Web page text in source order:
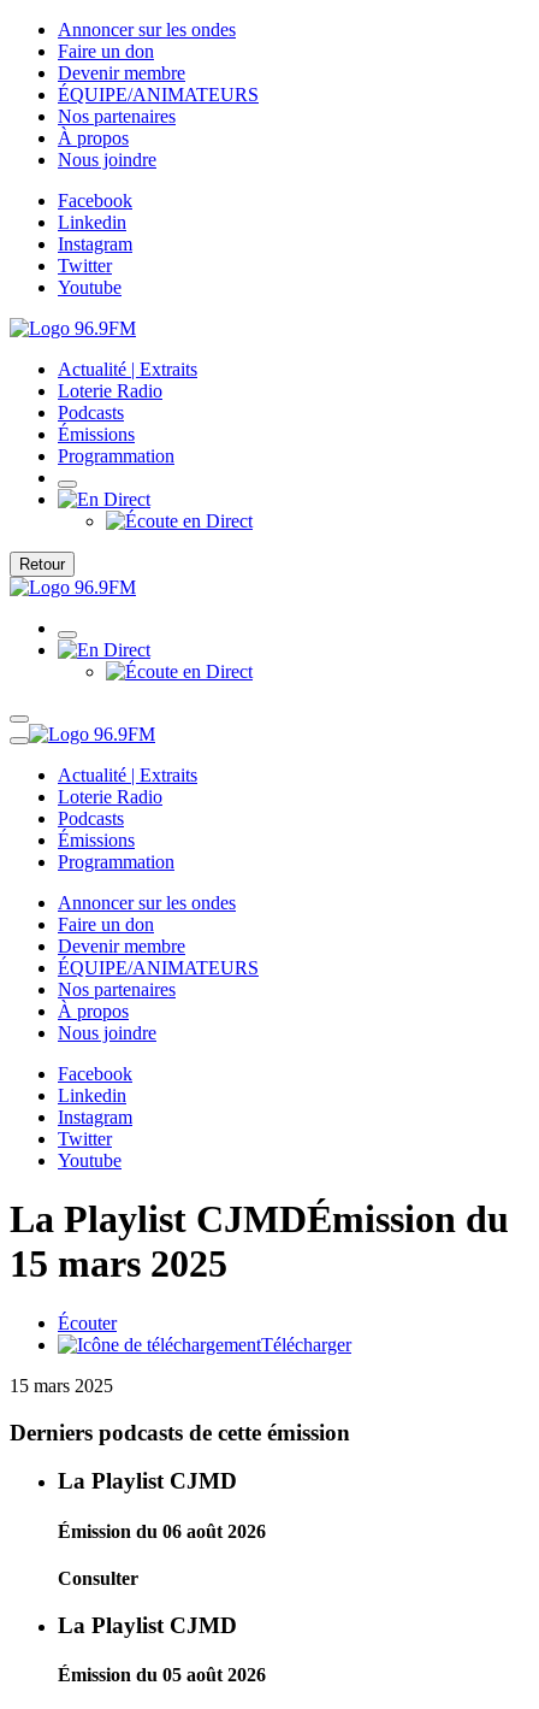
Annoncer sur les ondes
Faire un don
Devenir membre
ÉQUIPE/ANIMATEURS
Nos partenaires
À propos
Nous joindre
Facebook
Linkedin
Instagram
Twitter
Youtube
Actualité | Extraits
Loterie Radio
Podcasts
Émissions
Programmation
Retour
Actualité | Extraits
Loterie Radio
Podcasts
Émissions
Programmation
Annoncer sur les ondes
Faire un don
Devenir membre
ÉQUIPE/ANIMATEURS
Nos partenaires
À propos
Nous joindre
Facebook
Linkedin
Instagram
Twitter
Youtube
La Playlist CJMDÉmission du
15 mars 2025
Écouter
Télécharger
15 mars 2025
Derniers podcasts de cette émission
La Playlist CJMD
Émission du 06 août 2026
Consulter
La Playlist CJMD
Émission du 05 août 2026